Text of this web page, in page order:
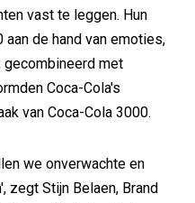
vast te leggen. Hun
de hand van emoties,
gecombineerd met
Coca-Cola's
van Coca-Cola 3000.
we onverwachte en
zegt Stijn Belaen, Brand